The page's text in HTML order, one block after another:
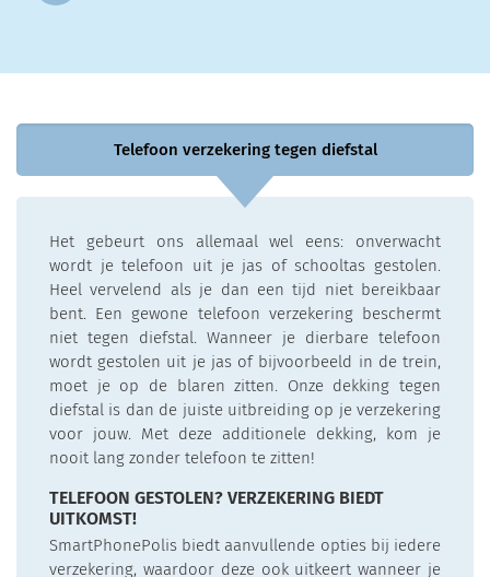
Telefoon verzekering tegen diefstal
Het gebeurt ons allemaal wel eens: onverwacht
wordt je telefoon uit je jas of schooltas gestolen.
Heel vervelend als je dan een tijd niet bereikbaar
bent. Een gewone telefoon verzekering beschermt
niet tegen diefstal. Wanneer je dierbare telefoon
wordt gestolen uit je jas of bijvoorbeeld in de trein,
moet je op de blaren zitten. Onze dekking tegen
diefstal is dan de juiste uitbreiding op je verzekering
voor jouw. Met deze additionele dekking, kom je
nooit lang zonder telefoon te zitten!
TELEFOON GESTOLEN? VERZEKERING BIEDT
UITKOMST!
SmartPhonePolis biedt aanvullende opties bij iedere
verzekering, waardoor deze ook uitkeert wanneer je